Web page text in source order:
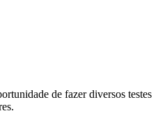
de fazer diversos testes